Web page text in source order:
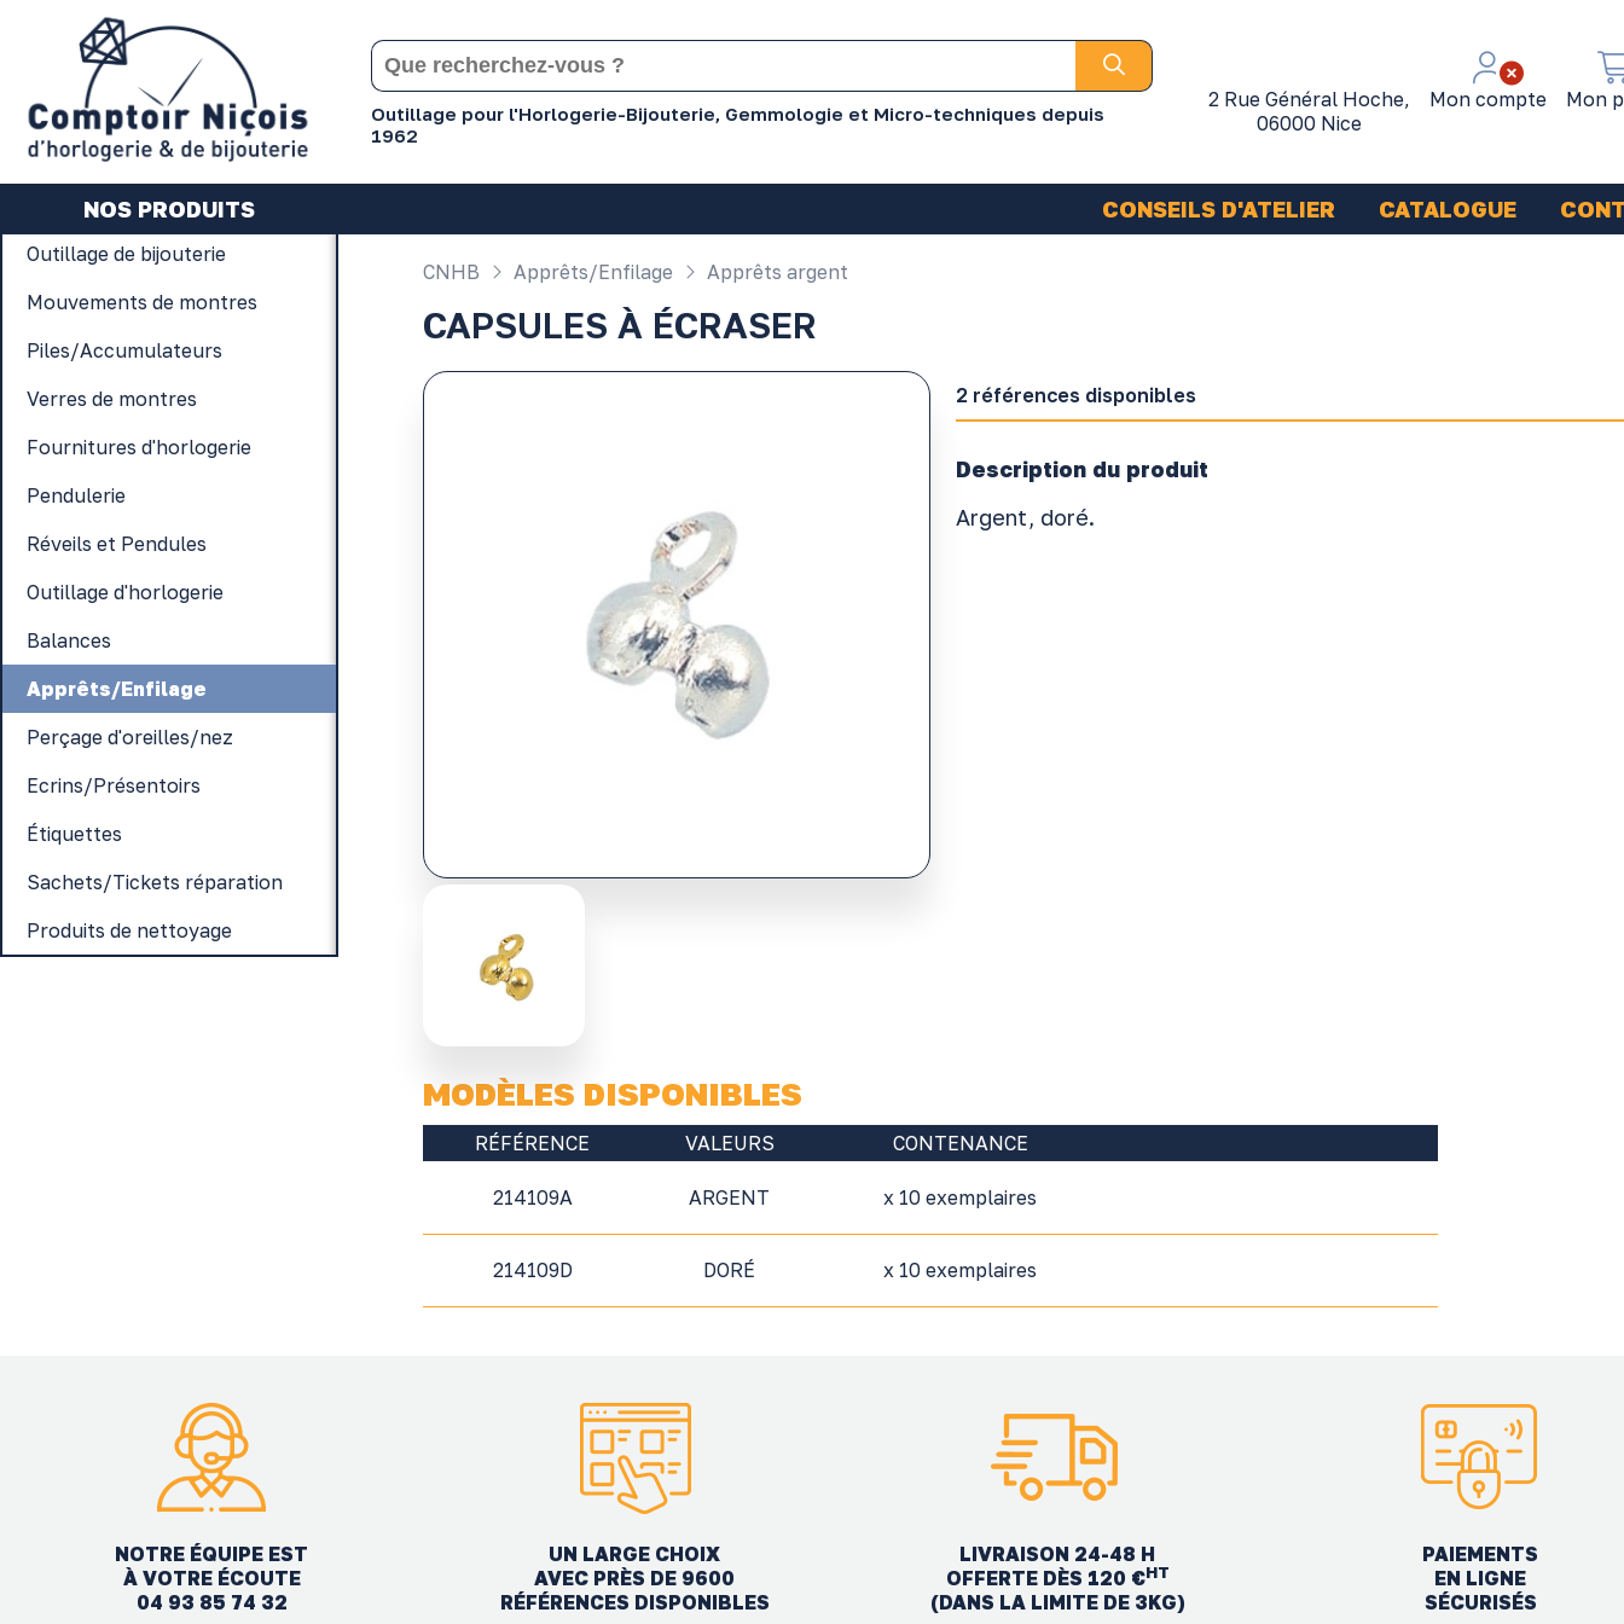
Outillage pour l'Horlogerie-Bijouterie, Gemmologie et Micro-techniques depuis
1962
2 Rue Général Hoche,
06000 Nice
Mon compte Mon
NOS PRODUITS CONSEILS D'ATELIER CATALOGUE
Outillage de bijouterie
Mouvements de montres
Piles/Accumulateurs
Verres de montres
Fournitures d'horlogerie
Pendulerie
Réveils et Pendules
Outillage d'horlogerie
Balances
Apprêts/Enfilage
Perçage d'oreilles/nez
Ecrins/Présentoirs
Étiquettes
Sachets/Tickets réparation
Produits de nettoyage
CNHB Apprêts/Enfilage Apprêts argent
CAPSULES À ÉCRASER
2 références disponibles
Description du produit
Argent, doré.
MODÈLES DISPONIBLES
RÉFÉRENCE VALEURS CONTENANCE
214109A ARGENT x 10 exemplaires
214109D DORÉ x 10 exemplaires
NOTRE ÉQUIPE EST
À VOTRE ÉCOUTE
04 93 85 74 32
UN LARGE CHOIX
AVEC PRÈS DE 9600
RÉFÉRENCES DISPONIBLES
LIVRAISON 24-48 H
OFFERTE DÈS 120 €HT
(DANS LA LIMITE DE 3KG)
PAIEMENTS
EN LIGNE
SÉCURISÉS
Gérer les préférences en matière de cookies